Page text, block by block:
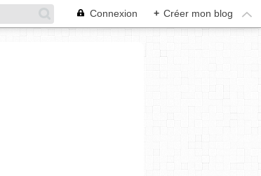
Connexion + Créer mon blog